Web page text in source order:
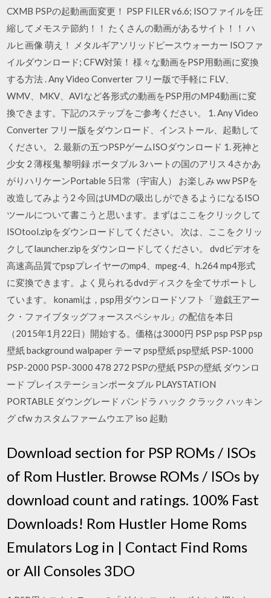
CXMB PSPの起動画面変更！ PSP FILER v6.6; ISOファイルを圧
縮してメモステ節約！！ たくさんの動画があるサイト！！ ハ
ルヒ画像 萌え！ メタルギアソリッドピースウォーカー ISOファ
イルダウンロード; CFW対策！ 様々な動画をPSP用動画に変換
する方法 . Any Video Converter フリー版で手軽に FLV、
WMV、MKV、AVIなど各形式の動画をPSP用のMP4動画に変
換できます。下記のステップをご参考ください。 1. Any Video
Converter フリー版をダウンロード、インストール、起動して
ください。 2. 最新の五つPSPゲームISOダウンロード 1. 死神と
少女 2 薄桜鬼 黎明録 ポータブル 3ハートの国のアリス 4さかあ
がりハリケーンPortable 5日常（宇宙人） お楽しみ ww PSPを
改造してみよう2 今回はUMDの吸出しができるようになるISO
ツールについて書こうと思います。まずはここをクリックして
ISOtool.zipをダウンロードしてください。 次は、ここをクリッ
クしてlauncher.zipをダウンロードしてください。 dvdビデオを
高速高品質でpspプレイヤーのmp4、mpeg-4、h.264 mp4形式
に変換できます。よく見られるdvdディスクを全てサポートし
ています。 konamiは，psp用ダウンロードソフト「遊戯王アー
ク・ファイブタッグフォーススペシャル」の配信を本日
（2015年1月22日）開始する。価格は3000円 PSP psp PSP psp
壁紙 background walpaper テーマ psp壁紙 psp壁紙 PSP-1000
PSP-2000 PSP-3000 478 272 PSPの壁紙 PSPの壁紙 ダウンロ
ード プレイステーションポータブル PLAYSTATION
PORTABLE ダウングレード パンドラ ハック クラック ハッキン
グ cfw カスタムファームウエア iso 起動
Download section for PSP ROMs / ISOs
of Rom Hustler. Browse ROMs / ISOs by
download count and ratings. 100% Fast
Downloads! Rom Hustler Home Roms
Emulators Log in | Contact Find Roms
or All Consoles 3DO